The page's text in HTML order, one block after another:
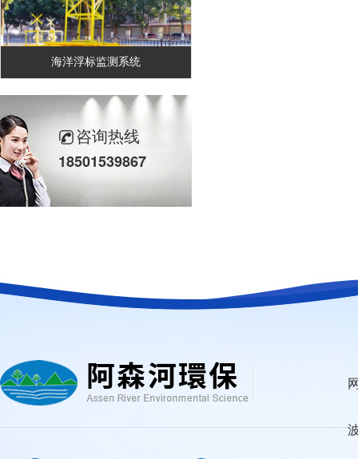
海洋浮标监测系统
咨询热线
18501539867